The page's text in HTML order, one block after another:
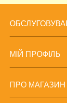
МІЙ ПРОФІЛЬ
ПРО МАГАЗИН